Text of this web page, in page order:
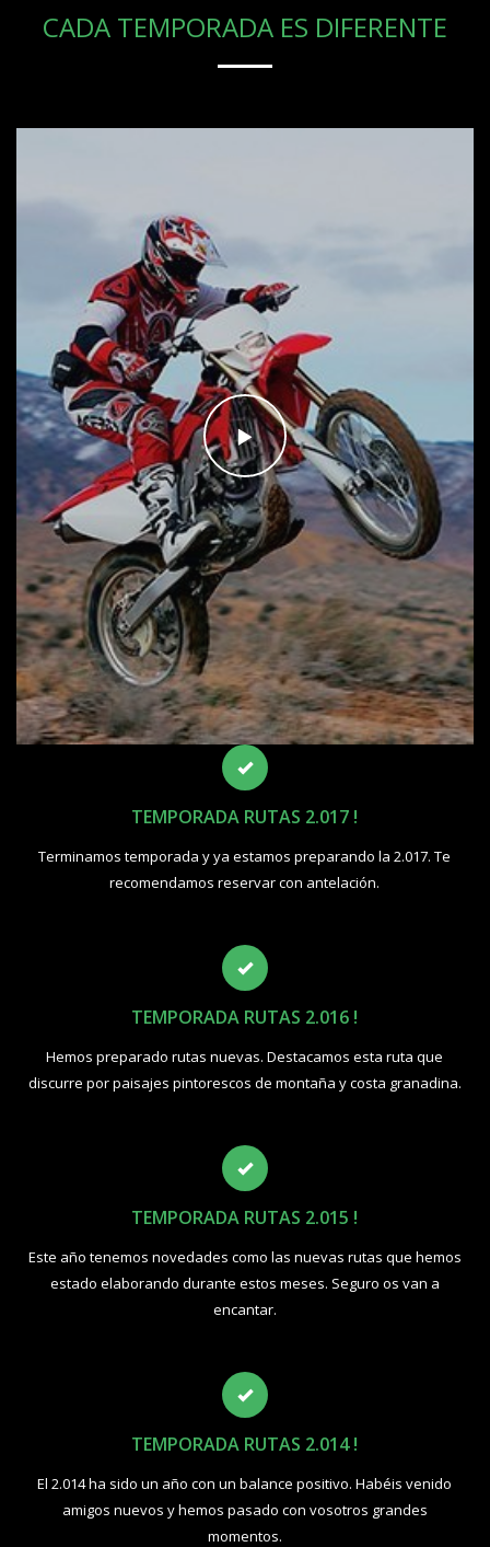
CADA TEMPORADA ES DIFERENTE
TEMPORADA RUTAS 2.017 !
Terminamos temporada y ya estamos preparando la 2.017. Te
recomendamos reservar con antelación.
TEMPORADA RUTAS 2.016 !
Hemos preparado rutas nuevas. Destacamos esta ruta que
discurre por paisajes pintorescos de montaña y costa granadina.
TEMPORADA RUTAS 2.015 !
Este año tenemos novedades como las nuevas rutas que hemos
estado elaborando durante estos meses. Seguro os van a
encantar.
TEMPORADA RUTAS 2.014 !
El 2.014 ha sido un año con un balance positivo. Habéis venido
amigos nuevos y hemos pasado con vosotros grandes
momentos.